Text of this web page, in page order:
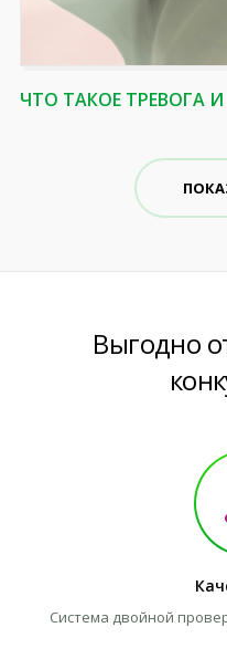
ЧТО ТАКОЕ ТРЕВОГА
Выгодно
Система двойной